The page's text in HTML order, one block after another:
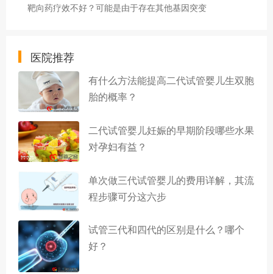
靶向药疗效不好？可能是由于存在其他基因突变
医院推荐
有什么方法能提高二代试管婴儿生双胞
胎的概率？
二代试管婴儿妊娠的早期阶段哪些水果
对孕妇有益？
单次做三代试管婴儿的费用详解，其流
程步骤可分这六步
试管三代和四代的区别是什么？哪个
好？